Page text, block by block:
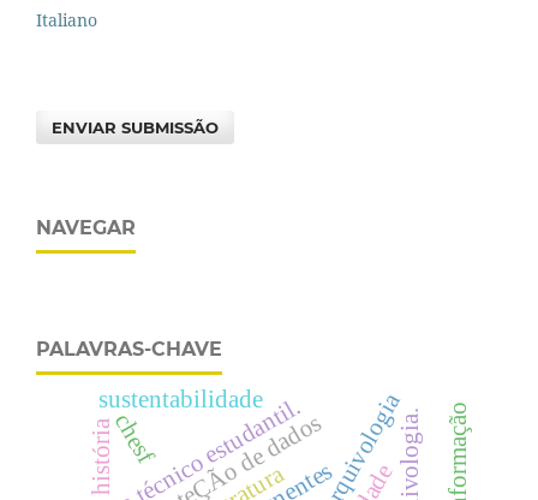
Italiano
ENVIAR SUBMISSÃO
NAVEGAR
PALAVRAS-CHAVE
proteÇÃo de dados
sustentabilidade
chesf
história